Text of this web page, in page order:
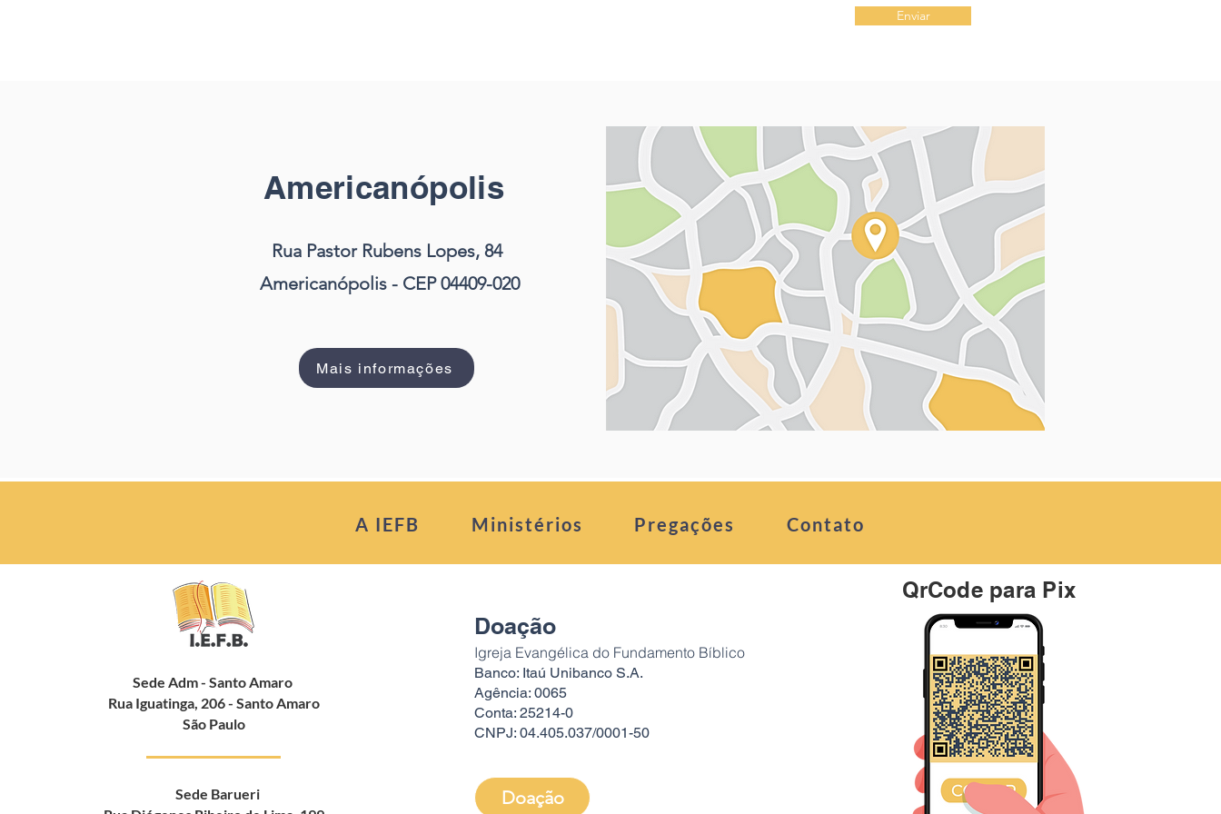
Enviar
Americanópolis
Rua Pastor Rubens Lopes, 84
Americanópolis - CEP 04409-020
Mais informações
A IEFB Ministérios Pregações Contato
Sede Adm - Santo Amaro
Rua Iguatinga, 206 - Santo Amaro
São Paulo
Sede Barueri
Doação
Igreja Evangélica do Fundamento Bíblico
Banco: Itaú Unibanco S.A.
Agência: 0065
Conta: 25214-0
CNPJ: 04.405.037/0001-50
Doação
QrCode para Pix